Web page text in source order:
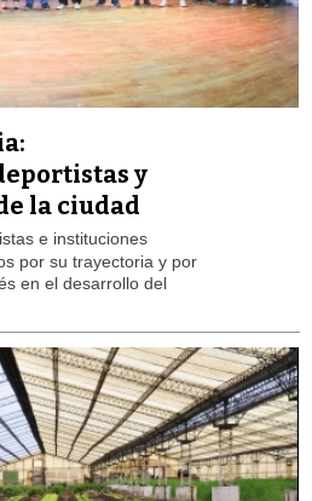
y
la ciudad
e instituciones
por su trayectoria y por
en el desarrollo del